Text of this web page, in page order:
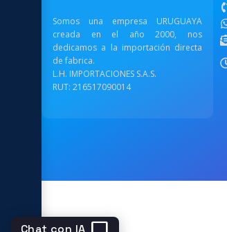
Somos una empresa URUGUAYA
creada en el año 2000, nos
dedicamos a la importación directa
de fabrica.
L.H. IMPORTACIONES S.A.S.
RUT: 216517090014
Chat con IA